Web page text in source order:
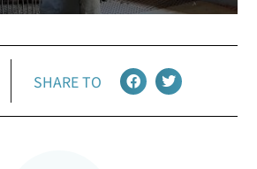
SHARE TO